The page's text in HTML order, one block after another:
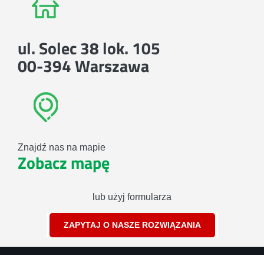
ul. Solec 38 lok. 105
00-394 Warszawa
Znajdź nas na mapie
Zobacz mapę
lub użyj formularza
ZAPYTAJ O NASZE ROZWIĄZANIA